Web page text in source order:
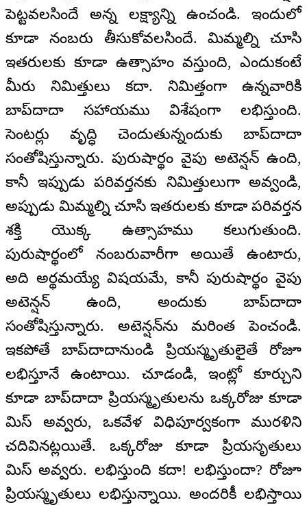
పెట్టవలసిందే అన్న లక్ష్యాన్ని ఉంచండి. ఇందులో
కూడా నంబరు తీసుకోవలసిందే. మిమ్మల్ని చూసి
ఇతరులకు కూడా ఉత్సాహం వస్తుంది, ఎందుకంటే
మీరు నిమిత్తులు కదా. నిమిత్తంగా ఉన్నవారికి
బాప్‌దాదా సహాయము విశేషంగా లభిస్తుంది.
సెంటర్లు వృద్ధి చెందుతున్నందుకు బాప్‌దాదా
సంతోషిస్తున్నారు. పురుషార్థం వైపు అటెన్షన్ ఉంది,
కానీ ఇప్పుడు పరివర్తనకు నిమిత్తులుగా అవ్వండి,
అప్పుడు మిమ్మల్ని చూసి ఇతరులకు కూడా పరివర్తన
శక్తి యొక్క ఉత్సాహము కలుగుతుంది.
పురుషార్థంలో నంబరువారీగా అయితే ఉంటారు,
అది అర్థమయ్యే విషయమే, కానీ పురుషార్థం వైపు
అటెన్షన్ ఉంది, అందుకు బాప్‌దాదా
సంతోషిస్తున్నారు. అటెన్షన్‌ను మరింత పెంచండి.
ఇకపోతే బాప్‌దాదానుండి ప్రియస్మృతులైతే రోజూ
లభిస్తూనే ఉంటాయి. చూడండి, ఇంట్లో కూర్చుని
కూడా బాప్‌దాదా ప్రియస్మృతులను ఒక్కరోజు కూడా
మిస్ అవ్వరు, ఒకవేళ విధిపూర్వకంగా మురళిని
చదివినట్లయితే. ఒక్కరోజు కూడా ప్రియసృతులు
మిస్ అవ్వరు. లభిస్తుంది కదా! లభిస్తుందా? రోజూ
ప్రియస్మృతులు లభిస్తున్నాయి. అందరికీ లభిస్తాయి